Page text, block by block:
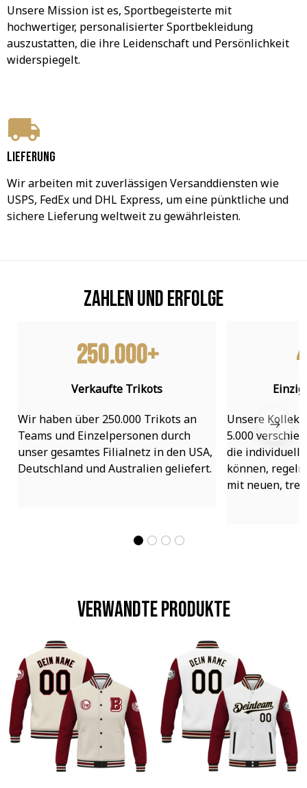
Unsere Mission ist es, Sportbegeisterte mit
hochwertiger, personalisierter Sportbekleidung
auszustatten, die ihre Leidenschaft und Persönlichkeit
widerspiegelt.
Lieferung
Wir arbeiten mit zuverlässigen Versanddiensten wie
USPS, FedEx und DHL Express, um eine pünktliche und
sichere Lieferung weltweit zu gewährleisten.
Zahlen und Erfolge
250.000+
Verkaufte Trikots
Wir haben über 250.000 Trikots an
Teams und Einzelpersonen durch
unser gesamtes Filialnetz in den USA,
Deutschland und Australien geliefert.
Unsere
5.000
die individuell
können,
mit neuen,
Verwandte Produkte